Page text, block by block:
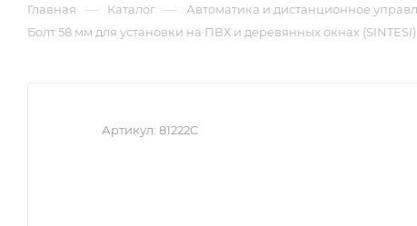
Главная — Каталог — Автоматика и дистанционное
Болт 58 мм для установки на ПВХ и деревянных окнах (SINTESI)
Артикул: 81222C